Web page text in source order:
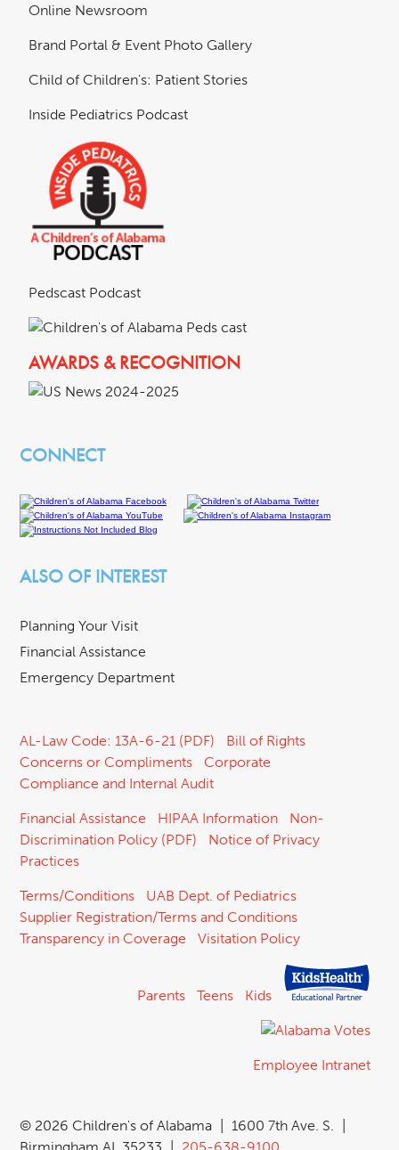
Online Newsroom
Brand Portal & Event Photo Gallery
Child of Children's: Patient Stories
Inside Pediatrics Podcast
Pedscast Podcast
AWARDS & RECOGNITION
CONNECT
ALSO OF INTEREST
Planning Your Visit
Financial Assistance
Emergency Department
AL-Law Code: 13A-6-21 (PDF)
Bill of Rights
Concerns or Compliments
Corporate
Compliance and Internal Audit
Financial Assistance HIPAA Information
Non-
Discrimination Policy (PDF)
Notice of Privacy
Practices
Terms/Conditions
UAB Dept. of Pediatrics
Supplier Registration/Terms and Conditions
Transparency in Coverage
Visitation Policy
Parents Teens Kids
Employee Intranet
© 2026 Children's of Alabama 1600 7th Ave. S.